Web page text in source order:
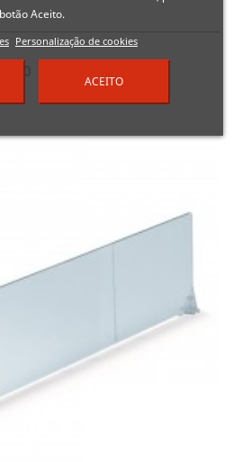
botão Aceito.
Personalização de cookies
ACEITO